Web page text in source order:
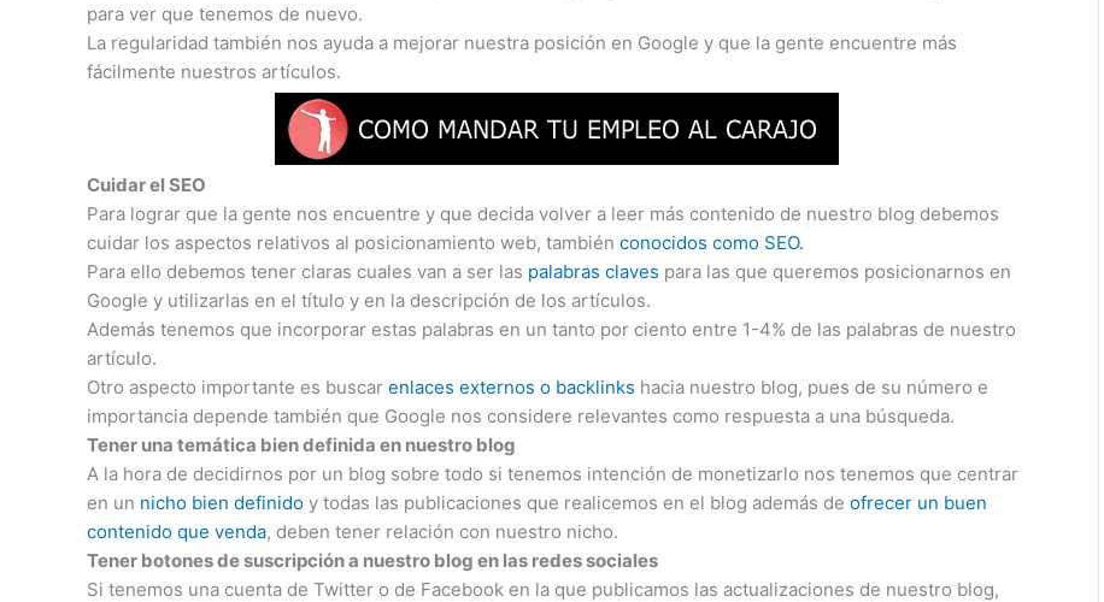
para ver que tenemos de nuevo.
La regularidad también nos ayuda a mejorar nuestra posición en Google y que la gente encuentre más
fácilmente nuestros artículos.
Cuidar el SEO
Para lograr que la gente nos encuentre y que decida volver a leer más contenido de nuestro blog debemos
cuidar los aspectos relativos al posicionamiento web, también conocidos como SEO.
Para ello debemos tener claras cuales van a ser las palabras claves para las que queremos posicionarnos en
Google y utilizarlas en el título y en la descripción de los artículos.
Además tenemos que incorporar estas palabras en un tanto por ciento entre 1-4% de las palabras de nuestro
artículo.
Otro aspecto importante es buscar enlaces externos o backlinks hacia nuestro blog, pues de su número e
importancia depende también que Google nos considere relevantes como respuesta a una búsqueda.
Tener una temática bien definida en nuestro blog
A la hora de decidirnos por un blog sobre todo si tenemos intención de monetizarlo nos tenemos que centrar
en un nicho bien definido y todas las publicaciones que realicemos en el blog además de ofrecer un buen
contenido que venda, deben tener relación con nuestro nicho.
Tener botones de suscripción a nuestro blog en las redes sociales
Si tenemos una cuenta de Twitter o de Facebook en la que publicamos las actualizaciones de nuestro blog,